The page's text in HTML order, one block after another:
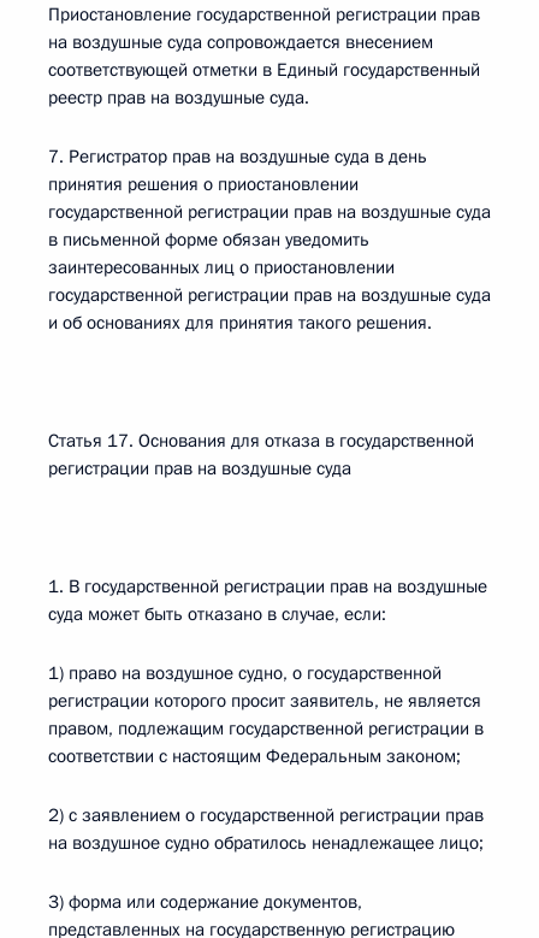
Приостановление государственной регистрации прав
на воздушные суда сопровождается внесением
соответствующей отметки в Единый государственный
реестр прав на воздушные суда.
7. Регистратор прав на воздушные суда в день
принятия решения о приостановлении
государственной регистрации прав на воздушные суда
в письменной форме обязан уведомить
заинтересованных лиц о приостановлении
государственной регистрации прав на воздушные суда
и об основаниях для принятия такого решения.
Статья 17. Основания для отказа в государственной
регистрации прав на воздушные суда
1. В государственной регистрации прав на воздушные
суда может быть отказано в случае, если:
1) право на воздушное судно, о государственной
регистрации которого просит заявитель, не является
правом, подлежащим государственной регистрации в
соответствии с настоящим Федеральным законом;
2) с заявлением о государственной регистрации прав
на воздушное судно обратилось ненадлежащее лицо;
3) форма или содержание документов,
представленных на государственную регистрацию